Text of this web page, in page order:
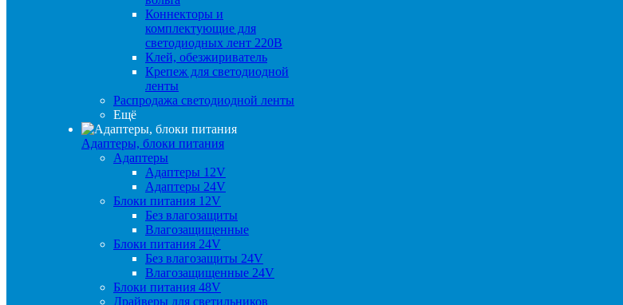
Коннекторы и
комплектующие для
светодиодных лент 220В
Клей, обезжириватель
Крепеж для светодиодной
ленты
Распродажа светодиодной ленты
Ещё
Адаптеры, блоки питания
Адаптеры
Адаптеры 12V
Адаптеры 24V
Блоки питания 12V
Без влагозащиты
Влагозащищенные
Блоки питания 24V
Без влагозащиты 24V
Влагозащищенные 24V
Блоки питания 48V
Драйверы для светильников